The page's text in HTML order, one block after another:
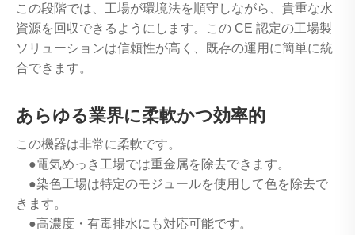
この段階では、工場が環境法を順守しながら、貴重な水
資源を回収できるようにします。この CE 認定の工場製
ソリューションは信頼性が高く、既存の運用に簡単に統
合できます。
あらゆる業界に柔軟かつ効率的
この機器は非常に柔軟です。
●電気めっき工場では重金属を除去できます。
●染色工場は特定のモジュールを使用して色を除去で
きます。
●高濃度・有毒排水にも対応可能です。